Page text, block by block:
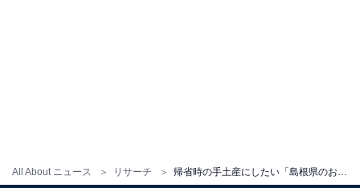
All About ニュース リサーチ